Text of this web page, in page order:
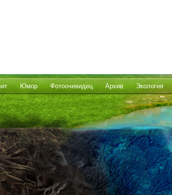
Юмор Фотоочевидец Архив Экология